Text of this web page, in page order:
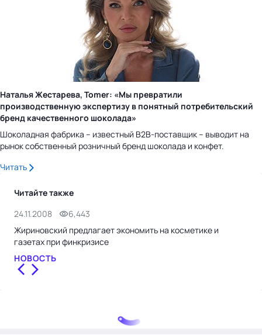
Наталья Жестарева, Tomer: «Мы превратили
производственную экспертизу в понятный потребительский
бренд качественного шоколада»
Шоколадная фабрика – известный B2B-поставщик – выводит на
рынок собственный розничный бренд шоколада и конфет.
Читать
Читайте также
24.11.2008
6,443
Жириновский предлагает экономить на косметике и
газетах при финкризисе
НОВОСТЬ